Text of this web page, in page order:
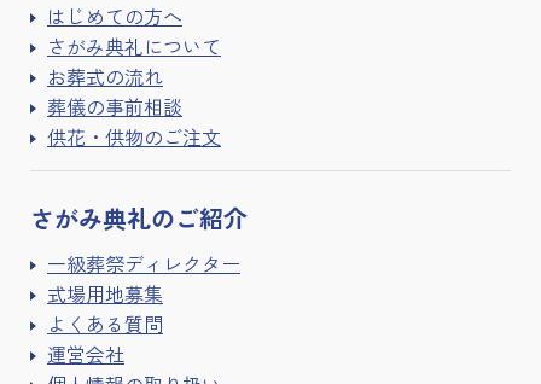
はじめての方へ
さがみ典礼について
お葬式の流れ
葬儀の事前相談
供花・供物のご注文
さがみ典礼のご紹介
一級葬祭ディレクター
式場用地募集
よくある質問
運営会社